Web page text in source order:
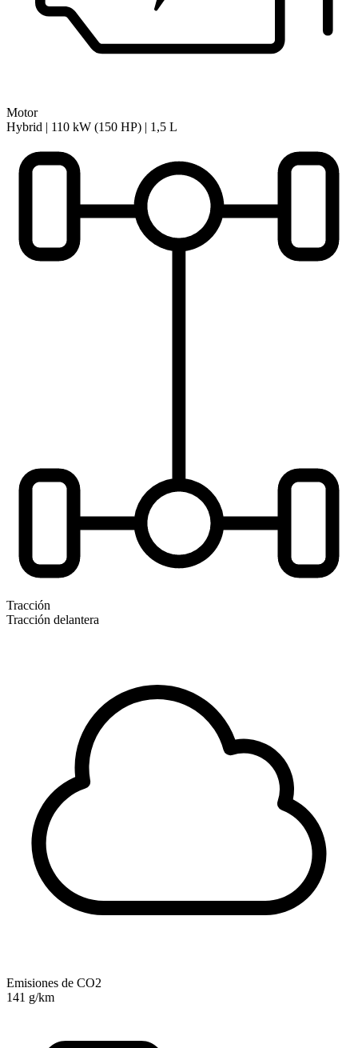
Motor
Hybrid | 110 kW (150 HP) | 1,5 L
Tracción
Tracción delantera
Emisiones de CO2
141 g/km